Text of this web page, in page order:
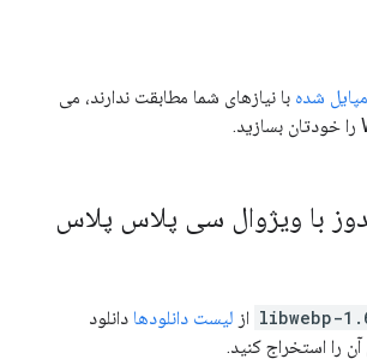
شده با نیازهای شما مطابقت ندارند، می
با ویژوال سی پلاس پلاس
libwebp- از لیست دانلودها دانلود
را استخراج کنید.